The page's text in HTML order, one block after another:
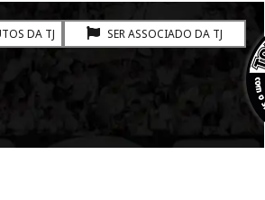
DA TJ SER ASSOCIADO DA TJ